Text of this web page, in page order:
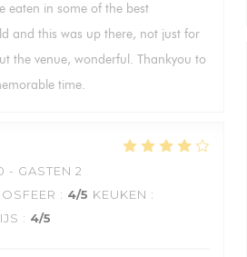
eaten in some of the best
and this was up there, not just for
the venue, wonderful. Thankyou to
time.
- GASTEN 2
: 4/5 KEUKEN :
: 4/5